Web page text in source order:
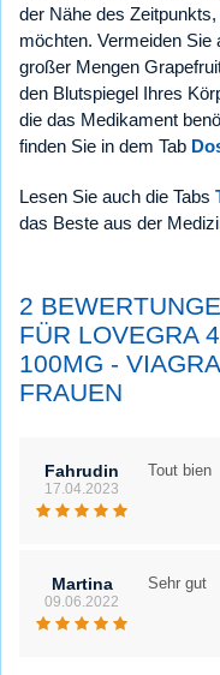
der Nähe des
möchten. Vermeiden
großer Mengen
den Blutspiegel Ihres
die das Medikament
finden Sie in dem Tab
Lesen Sie auch die Tabs
das Beste aus der
2
FÜR LOVEGRA
100MG -
FRAUEN
Fahrudin
17.04.2023
Tout bien
Martina
09.06.2022
Sehr gut